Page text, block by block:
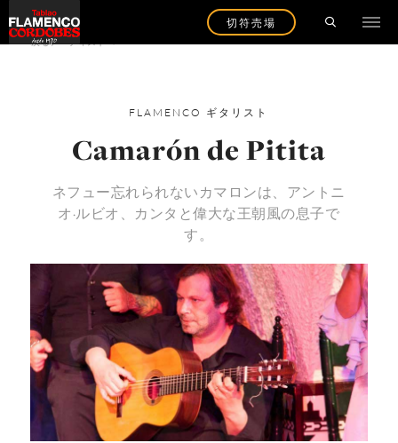
切符売場
戻るアーティストへ
FLAMENCO ギタリスト
Camarón de Pitita
ネフュー忘れられないカマロンは、アントニ
オ·ルビオ、カンタと偉大な王朝風の息子で
す。